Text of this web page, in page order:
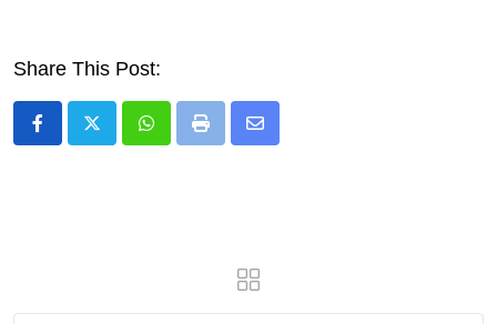
Share This Post:
Whatsapp
Print
Share